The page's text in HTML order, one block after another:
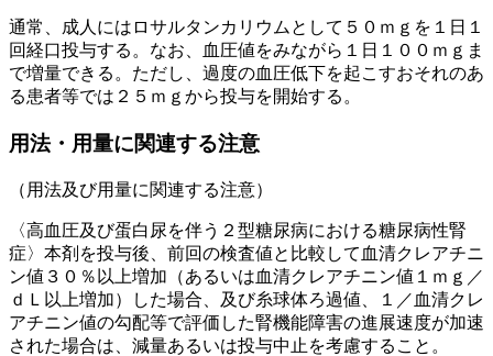
通常、成人にはロサルタンカリウムとして５０ｍｇを１日１
回経口投与する。なお、血圧値をみながら１日１００ｍｇま
で増量できる。ただし、過度の血圧低下を起こすおそれのあ
る患者等では２５ｍｇから投与を開始する。
用法・用量に関連する注意
（用法及び用量に関連する注意）
〈高血圧及び蛋白尿を伴う２型糖尿病における糖尿病性腎
症〉本剤を投与後、前回の検査値と比較して血清クレアチニ
ン値３０％以上増加（あるいは血清クレアチニン値１ｍｇ／
ｄＬ以上増加）した場合、及び糸球体ろ過値、１／血清クレ
アチニン値の勾配等で評価した腎機能障害の進展速度が加速
された場合は、減量あるいは投与中止を考慮すること。